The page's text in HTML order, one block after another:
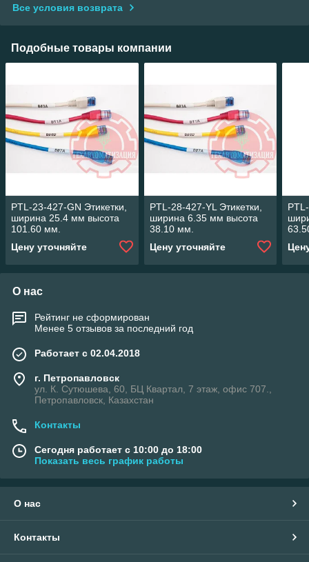
Все условия возврата
Подобные товары компании
PTL-23-427-GN Этикетки,
ширина 25.4 мм высота
101.60 мм.
Цену уточняйте
PTL-28-427-YL Этикетки,
ширина 6.35 мм высота
38.10 мм.
Цену уточняйте
О нас
Рейтинг не сформирован
Менее 5 отзывов за последний год
Работает с 02.04.2018
г. Петропавловск
ул. К. Сутюшева, 60, БЦ Квартал, 7 этаж, офис 707.,
Петропавловск, Казахстан
Контакты
Сегодня работает с 10:00 до 18:00
Показать весь график работы
О нас
Контакты